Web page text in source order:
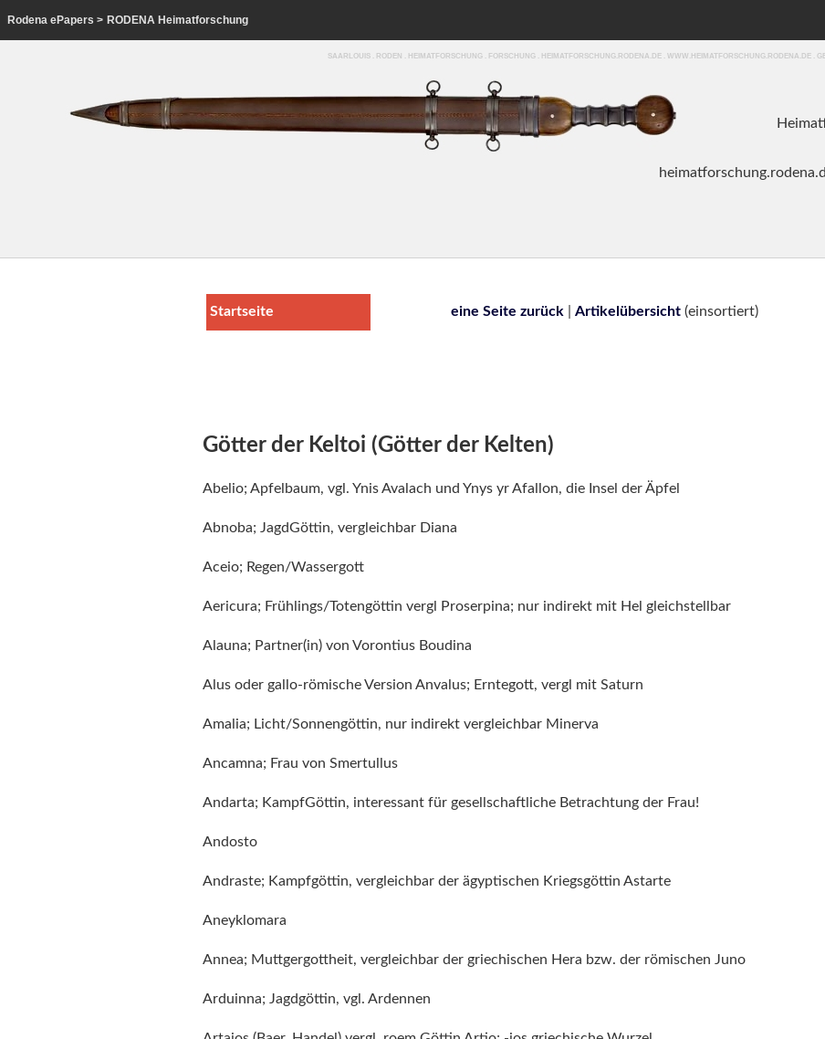
Rodena ePapers > RODENA Heimatforschung
SAARLOUIS . RODEN . HEIMATFORSCHUNG . FORSCHUNG . HEIMATFORSCHUNG.RODENA.DE . WWW.HEIMATFORSCHUNG.RODENA.DE .
heimatforschung.roden
Startseite eine Seite zurück Artikelübersicht (einsortiert)
Götter der Keltoi (Götter der Kelten)
Abelio; Apfelbaum, vgl. Ynis Avalach und Ynys yr Afallon, die Insel der Äpfel
Abnoba; JagdGöttin, vergleichbar Diana
Aceio; Regen/Wassergott
Aericura; Frühlings/Totengöttin vergl Proserpina; nur indirekt mit Hel gleichstellbar
Alauna; Partner(in) von Vorontius Boudina
Alus oder gallo-römische Version Anvalus; Erntegott, vergl mit Saturn
Amalia; Licht/Sonnengöttin, nur indirekt vergleichbar Minerva
Ancamna; Frau von Smertullus
Andarta; KampfGöttin, interessant für gesellschaftliche Betrachtung der Frau!
Andosto
Andraste; Kampfgöttin, vergleichbar der ägyptischen Kriegsgöttin Astarte
Aneyklomara
Annea; Muttgergottheit, vergleichbar der griechischen Hera bzw. der römischen Juno
Arduinna; Jagdgöttin, vgl. Ardennen